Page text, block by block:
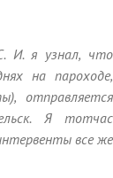
И. я узнал, что
на пароходе,
отправляется
Я тотчас
все же